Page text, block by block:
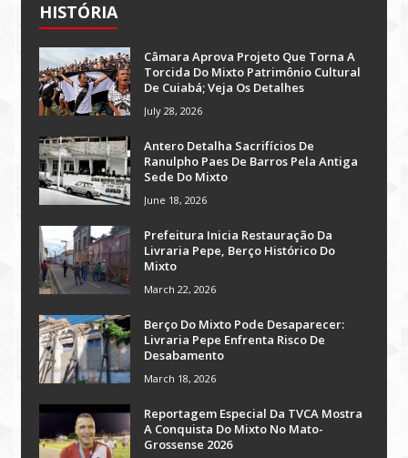
HISTÓRIA
Câmara Aprova Projeto Que Torna A
Torcida Do Mixto Patrimônio Cultural
De Cuiabá; Veja Os Detalhes
July 28, 2026
Antero Detalha Sacrifícios De
Ranulpho Paes De Barros Pela Antiga
Sede Do Mixto
June 18, 2026
Prefeitura Inicia Restauração Da
Livraria Pepe, Berço Histórico Do
Mixto
March 22, 2026
Berço Do Mixto Pode Desaparecer:
Livraria Pepe Enfrenta Risco De
Desabamento
March 18, 2026
Reportagem Especial Da TVCA Mostra
A Conquista Do Mixto No Mato-
Grossense 2026